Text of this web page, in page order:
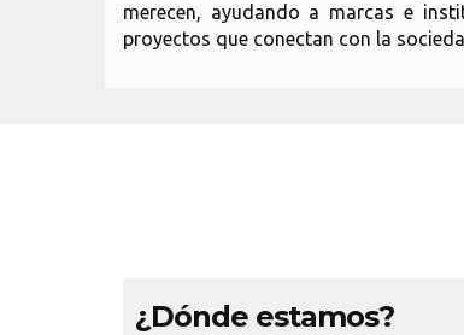
merecen, ayudando a marcas e
proyectos que conectan con la
¿Dónde estamos?